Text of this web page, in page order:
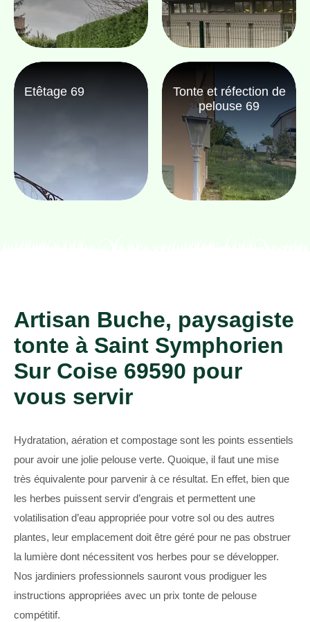
Etêtage 69
Tonte et réfection de
pelouse 69
Artisan Buche, paysagiste
tonte à Saint Symphorien
Sur Coise 69590 pour
vous servir
Hydratation, aération et compostage sont les points essentiels
pour avoir une jolie pelouse verte. Quoique, il faut une mise
très équivalente pour parvenir à ce résultat. En effet, bien que
les herbes puissent servir d’engrais et permettent une
volatilisation d’eau appropriée pour votre sol ou des autres
plantes, leur emplacement doit être géré pour ne pas obstruer
la lumière dont nécessitent vos herbes pour se développer.
Nos jardiniers professionnels sauront vous prodiguer les
instructions appropriées avec un prix tonte de pelouse
compétitif.